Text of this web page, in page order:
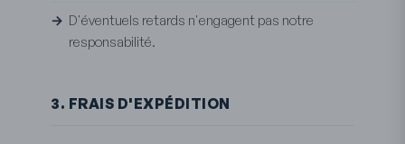
D'éventuels retards n'engagent pas notre
responsabilité.
3. FRAIS D'EXPÉDITION